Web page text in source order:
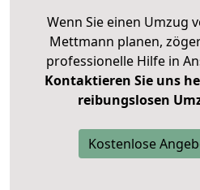
Wenn Sie einen Umzug
Mettmann planen,
professionelle Hilfe in
Kontaktieren Sie uns
reibungslosen
Kostenlose